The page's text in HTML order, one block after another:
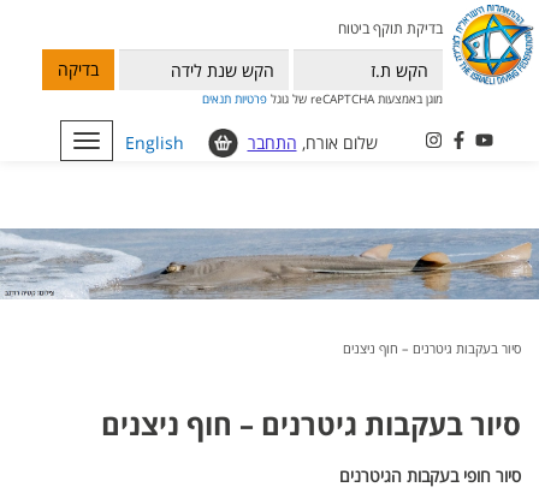
בדיקת תוקף ביטוח
בדיקה
מוגן באמצעות reCAPTCHA של גוגל פרטיות תנאים
Toggle
navigation
English שלום אורח, התחבר
סיור בעקבות גיטרנים – חוף ניצנים
סיור בעקבות גיטרנים – חוף ניצנים
סיור חופי בעקבות הגיטרנים